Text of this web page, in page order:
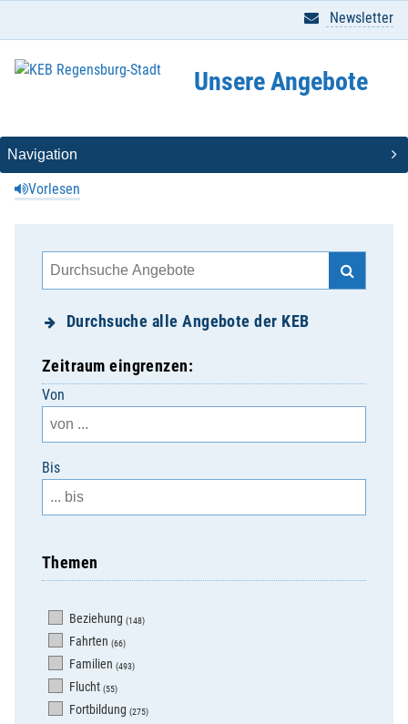
Vorlesen
Newsletter
Unsere Angebote
Durchsuche alle Angebote der KEB
Zeitraum eingrenzen:
Von
Bis
Themen
Beziehung (148)
Fahrten (66)
Familien (493)
Flucht (55)
Fortbildung (275)